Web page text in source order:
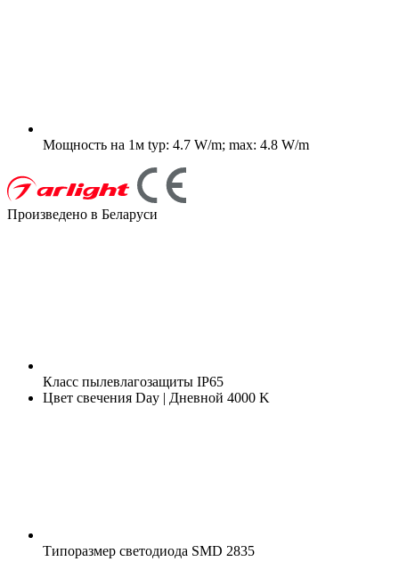
Мощность на 1м typ: 4.7 W/m; max: 4.8 W/m
Произведено в Беларуси
Класс пылевлагозащиты IP65
Цвет свечения Day | Дневной 4000 K
Типоразмер светодиода SMD 2835